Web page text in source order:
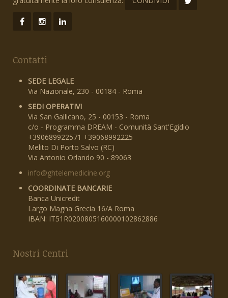
Contatti
SEDE LEGALE
Via Nazionale, 230 - 00184 - Roma
SEDI OPERATIVI
Via San Gallicano, 25 - 00153 - Roma
c/o - Programma DREAM - Comunità Sant'Egidio
+390689922571 +39068992225
Melito Di Porto Salvo (RC)
Via Antonio Orlando 90 - 89063
info@ghtelemedicine.org
COORDINATE BANCARIE
Banca Unicredit
Largo Magna Grecia 16/A Roma
IBAN: IT51R0200805160000102862886
Nostri Centri